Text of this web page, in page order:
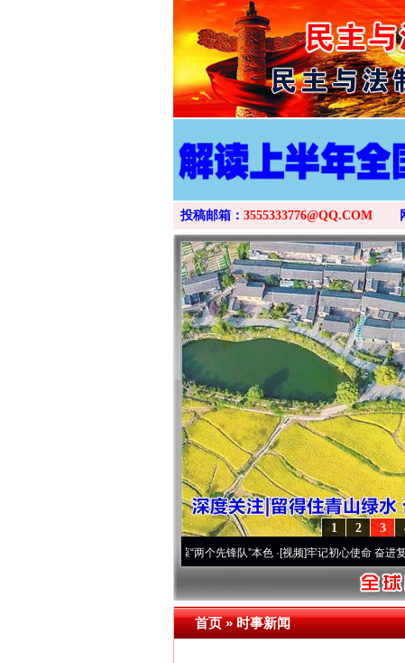
投稿邮箱： 3555333776@QQ.COM
3
2
1
永葆“两个先锋队”本色·[视频]牢记初心使命 奋进复兴征程丨
首页»时事新闻